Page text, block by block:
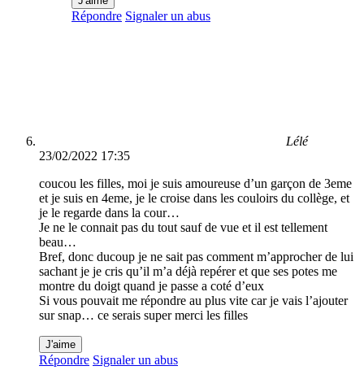
Répondre Signaler un abus
Lélé
23/02/2022 17:35
coucou les filles, moi je suis amoureuse d’un garçon de 3eme
et je suis en 4eme, je le croise dans les couloirs du collège, et
je le regarde dans la cour…
Je ne le connait pas du tout sauf de vue et il est tellement
beau…
Bref, donc ducoup je ne sait pas comment m’approcher de lui
sachant je je cris qu’il m’a déjà repérer et que ses potes me
montre du doigt quand je passe a coté d’eux
Si vous pouvait me répondre au plus vite car je vais l’ajouter
sur snap… ce serais super merci les filles
J'aime
Répondre Signaler un abus